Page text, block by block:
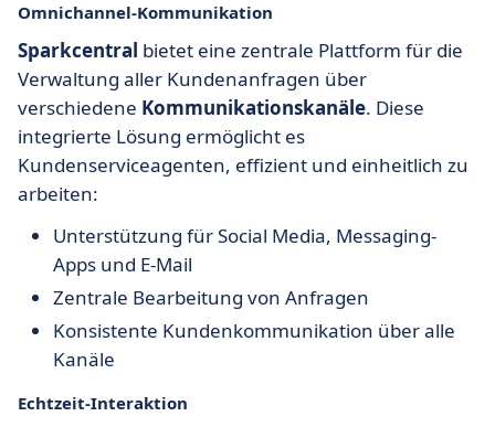
Omnichannel-Kommunikation
Sparkcentral bietet eine zentrale Plattform für die
Verwaltung aller Kundenanfragen über
verschiedene Kommunikationskanäle. Diese
integrierte Lösung ermöglicht es
Kundenserviceagenten, effizient und einheitlich zu
arbeiten:
Unterstützung für Social Media, Messaging-
Apps und E-Mail
Zentrale Bearbeitung von Anfragen
Konsistente Kundenkommunikation über alle
Kanäle
Echtzeit-Interaktion